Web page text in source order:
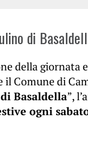
di
della giornata
il Comune di
Basaldella”,
ogni